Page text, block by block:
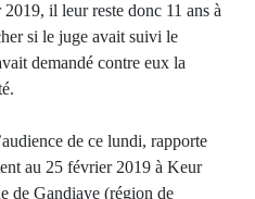
il leur reste donc 11 ans à
si le juge avait suivi le
demandé contre eux la
de ce lundi, rapporte
au 25 février 2019 à Keur
de Gandiaye (région de